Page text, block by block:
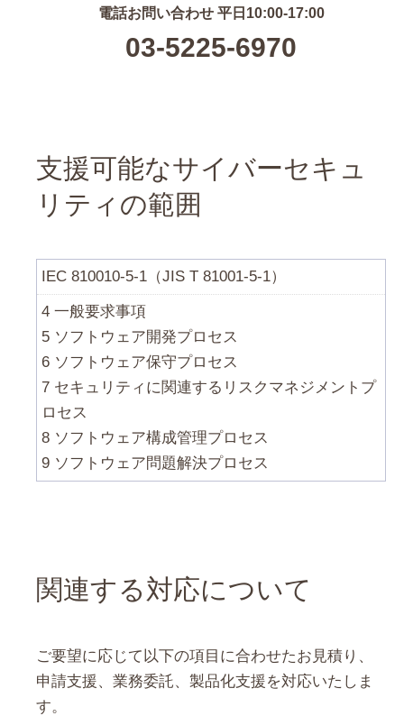
電話お問い合わせ 平日10:00-17:00
03-5225-6970
支援可能なサイバーセキュ
リティの範囲
IEC 810010-5-1（JIS T 81001-5-1）
4 一般要求事項
5 ソフトウェア開発プロセス
6 ソフトウェア保守プロセス
7 セキュリティに関連するリスクマネジメントプ
ロセス
8 ソフトウェア構成管理プロセス
9 ソフトウェア問題解決プロセス
関連する対応について
ご要望に応じて以下の項目に合わせたお見積り、
申請支援、業務委託、製品化支援を対応いたしま
す。